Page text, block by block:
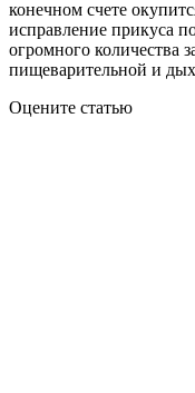
конечном счете
исправление прикуса
огромного количества
пищеварительной и
Оцените статью